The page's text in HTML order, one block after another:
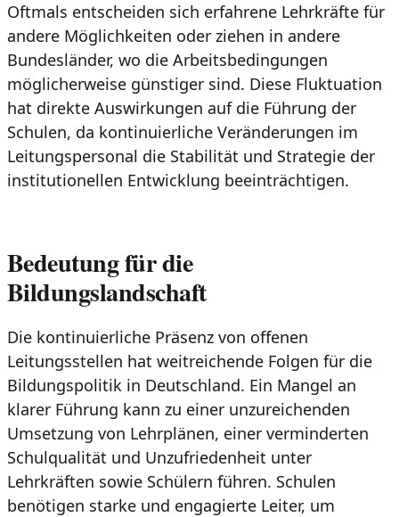
Oftmals entscheiden sich erfahrene Lehrkräfte für
andere Möglichkeiten oder ziehen in andere
Bundesländer, wo die Arbeitsbedingungen
möglicherweise günstiger sind. Diese Fluktuation
hat direkte Auswirkungen auf die Führung der
Schulen, da kontinuierliche Veränderungen im
Leitungspersonal die Stabilität und Strategie der
institutionellen Entwicklung beeinträchtigen.
Bedeutung für die
Bildungslandschaft
Die kontinuierliche Präsenz von offenen
Leitungsstellen hat weitreichende Folgen für die
Bildungspolitik in Deutschland. Ein Mangel an
klarer Führung kann zu einer unzureichenden
Umsetzung von Lehrplänen, einer verminderten
Schulqualität und Unzufriedenheit unter
Lehrkräften sowie Schülern führen. Schulen
benötigen starke und engagierte Leiter, um